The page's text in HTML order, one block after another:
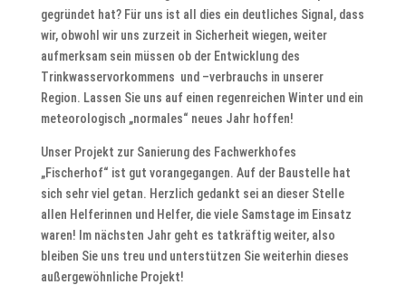
gegründet hat? Für uns ist all dies ein deutliches Signal, dass
wir, obwohl wir uns zurzeit in Sicherheit wiegen, weiter
aufmerksam sein müssen ob der Entwicklung des
Trinkwasservorkommens und –verbrauchs in unserer
Region. Lassen Sie uns auf einen regenreichen Winter und ein
meteorologisch „normales“ neues Jahr hoffen!
Unser Projekt zur Sanierung des Fachwerkhofes
„Fischerhof“ ist gut vorangegangen. Auf der Baustelle hat
sich sehr viel getan. Herzlich gedankt sei an dieser Stelle
allen Helferinnen und Helfer, die viele Samstage im Einsatz
waren! Im nächsten Jahr geht es tatkräftig weiter, also
bleiben Sie uns treu und unterstützen Sie weiterhin dieses
außergewöhnliche Projekt!